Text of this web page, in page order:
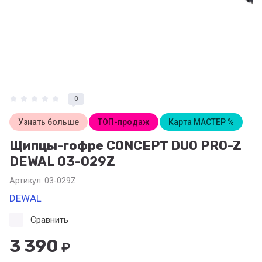
0
Узнать больше ТОП-продаж Карта МАСТЕР %
Щипцы-гофре CONCEPT DUO PRO-Z
DEWAL 03-029Z
Артикул: 03-029Z
DEWAL
3 390 ₽
Сравнить